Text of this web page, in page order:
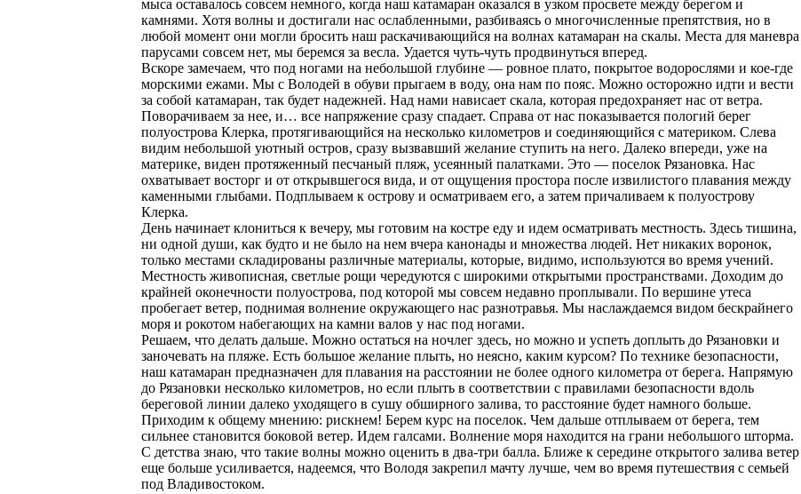
мыса оставалось совсем немного, когда наш катамаран оказался в узком просвете между берегом и
камнями. Хотя волны и достигали нас ослабленными, разбиваясь о многочисленные препятствия, но в
любой момент они могли бросить наш раскачивающийся на волнах катамаран на скалы. Места для маневра
парусами совсем нет, мы беремся за весла. Удается чуть-чуть продвинуться вперед.
Вскоре замечаем, что под ногами на небольшой глубине — ровное плато, покрытое водорослями и кое-где
морскими ежами. Мы с Володей в обуви прыгаем в воду, она нам по пояс. Можно осторожно идти и вести
за собой катамаран, так будет надежней. Над нами нависает скала, которая предохраняет нас от ветра.
Поворачиваем за нее, и… все напряжение сразу спадает. Справа от нас показывается пологий берег
полуострова Клерка, протягивающийся на несколько километров и соединяющийся с материком. Слева
видим небольшой уютный остров, сразу вызвавший желание ступить на него. Далеко впереди, уже на
материке, виден протяженный песчаный пляж, усеянный палатками. Это — поселок Рязановка. Нас
охватывает восторг и от открывшегося вида, и от ощущения простора после извилистого плавания между
каменными глыбами. Подплываем к острову и осматриваем его, а затем причаливаем к полуострову
Клерка.
День начинает клониться к вечеру, мы готовим на костре еду и идем осматривать местность. Здесь тишина,
ни одной души, как будто и не было на нем вчера канонады и множества людей. Нет никаких воронок,
только местами складированы различные материалы, которые, видимо, используются во время учений.
Местность живописная, светлые рощи чередуются с широкими открытыми пространствами. Доходим до
крайней оконечности полуострова, под которой мы совсем недавно проплывали. По вершине утеса
пробегает ветер, поднимая волнение окружающего нас разнотравья. Мы наслаждаемся видом бескрайнего
моря и рокотом набегающих на камни валов у нас под ногами.
Решаем, что делать дальше. Можно остаться на ночлег здесь, но можно и успеть доплыть до Рязановки и
заночевать на пляже. Есть большое желание плыть, но неясно, каким курсом? По технике безопасности,
наш катамаран предназначен для плавания на расстоянии не более одного километра от берега. Напрямую
до Рязановки несколько километров, но если плыть в соответствии с правилами безопасности вдоль
береговой линии далеко уходящего в сушу обширного залива, то расстояние будет намного больше.
Приходим к общему мнению: рискнем! Берем курс на поселок. Чем дальше отплываем от берега, тем
сильнее становится боковой ветер. Идем галсами. Волнение моря находится на грани небольшого шторма.
С детства знаю, что такие волны можно оценить в два-три балла. Ближе к середине открытого залива ветер
еще больше усиливается, надеемся, что Володя закрепил мачту лучше, чем во время путешествия с семьей
под Владивостоком.